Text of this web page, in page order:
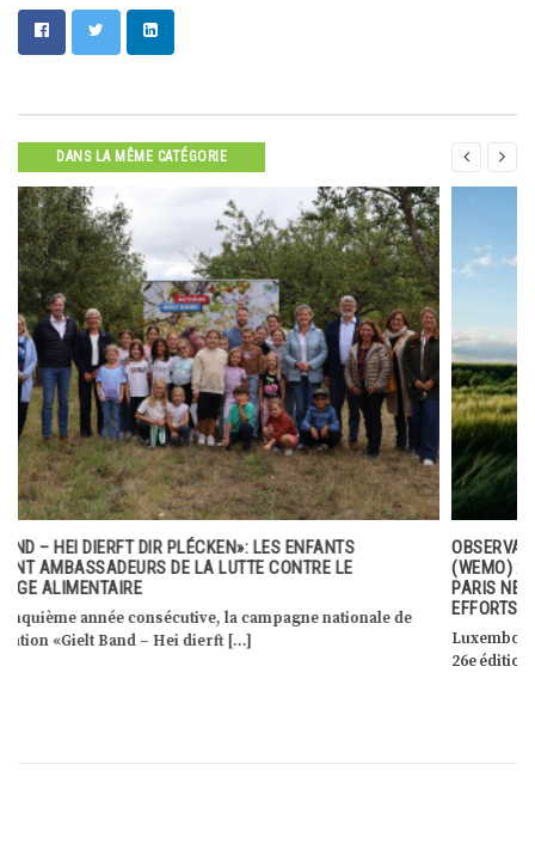
DANS LA MÊME CATÉGORIE
OBSERVATOIRE MONDIAL DES MARCHÉS DE L’ÉNERGIE
(WEMO) 2024 DE CAPGEMINI : LES OBJECTIFS DE L’ACCORD DE
PARIS NE SONT PLUS ATTEIGNABLES, MAIS EN INTENSIFIANT LES
EFFORTS, IL EST ENCORE TEMPS DE S’EN APPROCHER
Luxembourg, le 10 octobre 2024 – Capgemini publie aujourd’hui la
26e édition de son rapport annuel, l’Observatoire Mondial […]
 